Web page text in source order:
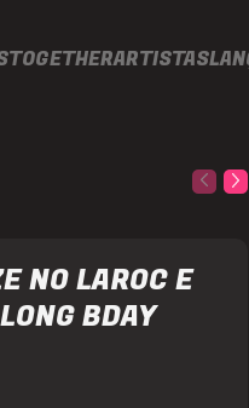
TOGETHERARTISTAS
NO LAROC E
BDAY